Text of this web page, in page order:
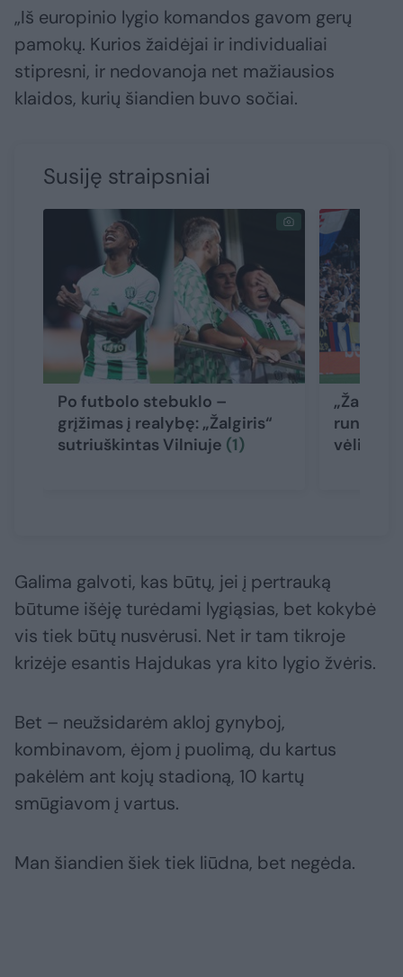
„Iš europinio lygio komandos gavom gerų
pamokų. Kurios žaidėjai ir individualiai
stipresni, ir nedovanoja net mažiausios
klaidos, kurių šiandien buvo sočiai.
Susiję straipsniai
Po futbolo stebuklo –
grįžimas į realybę: „Žalgiris“
sutriuškintas Vilniuje (1)
vėliava
Galima galvoti, kas būtų, jei į pertrauką
būtume išėję turėdami lygiąsias, bet kokybė
vis tiek būtų nusvėrusi. Net ir tam tikroje
krizėje esantis Hajdukas yra kito lygio žvėris.
Bet – neužsidarėm akloj gynyboj,
kombinavom, ėjom į puolimą, du kartus
pakėlėm ant kojų stadioną, 10 kartų
smūgiavom į vartus.
Man šiandien šiek tiek liūdna, bet negėda.